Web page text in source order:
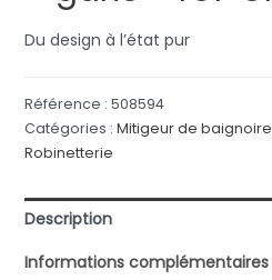
Du design à l’état pur
Référence : 508594
Catégories : Mitigeur de baignoire
Robinetterie
Description
Informations complémentaires